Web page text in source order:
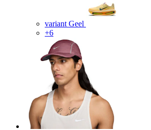
variant Geel
+6